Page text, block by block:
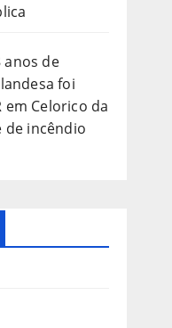
anos de
foi
em Celorico da
de incêndio